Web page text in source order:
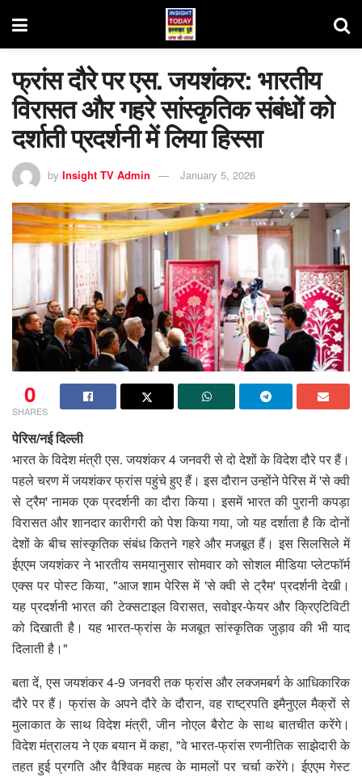
फ्रांस दौरे पर एस. जयशंकर: भारतीय
विरासत और गहरे सांस्कृतिक संबंधों को
दर्शाती प्रदर्शनी में लिया हिस्सा
by Insight TV Admin January 5, 2026
0
SHARES
पेरिस/नई दिल्ली
भारत के विदेश मंत्री एस. जयशंकर 4 जनवरी से दो देशों के विदेश दौरे पर हैं।
पहले चरण में जयशंकर फ्रांस पहुंचे हुए हैं। इस दौरान उन्होंने पेरिस में 'से क्वी
से ट्रैम' नामक एक प्रदर्शनी का दौरा किया। इसमें भारत की पुरानी कपड़ा
विरासत और शानदार कारीगरी को पेश किया गया, जो यह दर्शाता है कि दोनों
देशों के बीच सांस्कृतिक संबंध कितने गहरे और मजबूत हैं। इस सिलसिले में
ईएएम जयशंकर ने भारतीय समयानुसार सोमवार को सोशल मीडिया प्लेटफॉर्म
एक्स पर पोस्ट किया, "आज शाम पेरिस में 'से क्वी से ट्रैम' प्रदर्शनी देखी।
यह प्रदर्शनी भारत की टेक्सटाइल विरासत, सवोइर-फेयर और क्रिएटिविटी
को दिखाती है। यह भारत-फ्रांस के मजबूत सांस्कृतिक जुड़ाव की भी याद
दिलाती है।"
बता दें, एस जयशंकर 4-9 जनवरी तक फ्रांस और लक्जमबर्ग के आधिकारिक
दौरे पर हैं। फ्रांस के अपने दौरे के दौरान, वह राष्ट्रपति इमैनुएल मैक्रों से
मुलाकात के साथ विदेश मंत्री, जीन नोएल बैरोट के साथ बातचीत करेंगे।
विदेश मंत्रालय ने एक बयान में कहा, "वे भारत-फ्रांस रणनीतिक साझेदारी के
तहत हुई प्रगति और वैश्विक महत्व के मामलों पर चर्चा करेंगे। ईएएम गेस्ट